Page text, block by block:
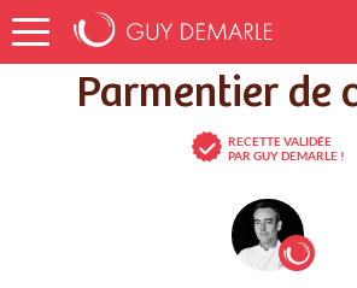
Accueil Recettes Parmentier de
Parmentier de
RECETTE VALIDÉE
PAR GUY DEMARLE !